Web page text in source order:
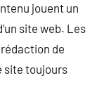
jouent un
site web. Les
de
site toujours